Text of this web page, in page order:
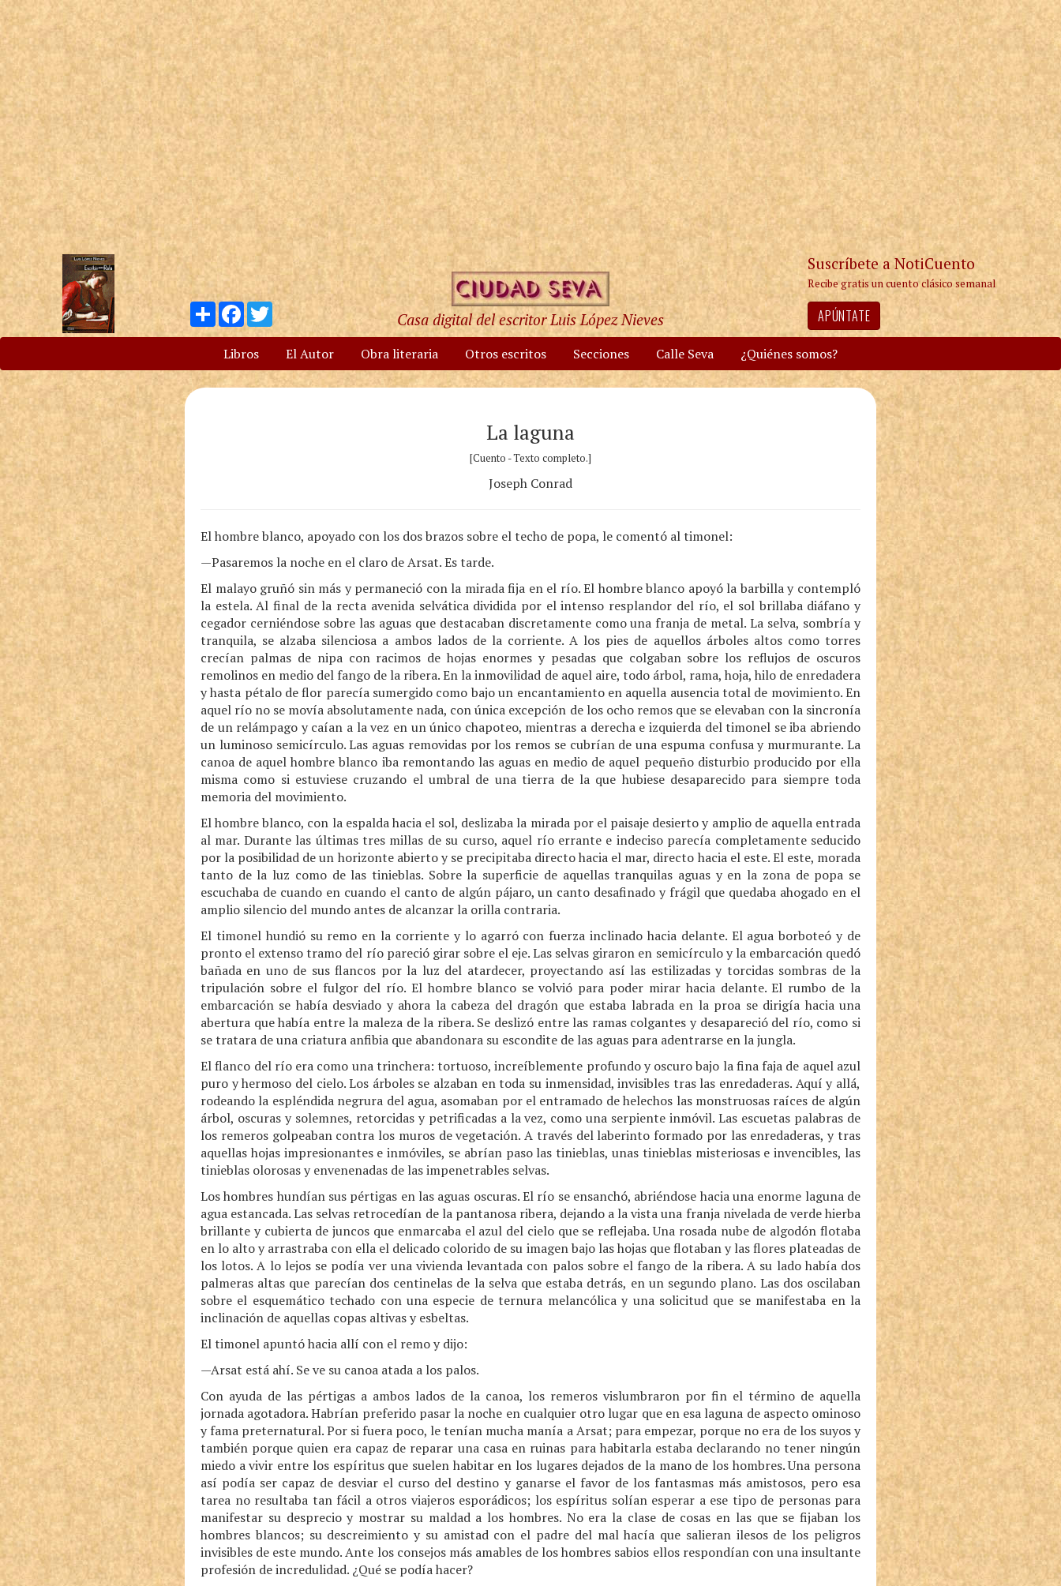
Compartir
Facebook
Twitter
Casa digital del escritor Luis López Nieves
Suscríbete a NotiCuento
Recibe gratis un cuento clásico semanal
APÚNTATE
Libros El Autor Obra literaria Otros escritos Secciones Calle Seva ¿Quiénes somos?
La laguna
[Cuento - Texto completo.]
Joseph Conrad
El hombre blanco, apoyado con los dos brazos sobre el techo de popa, le comentó al timonel:
—Pasaremos la noche en el claro de Arsat. Es tarde.
El malayo gruñó sin más y permaneció con la mirada fija en el río. El hombre blanco apoyó la barbilla y contempló
la estela. Al final de la recta avenida selvática dividida por el intenso resplandor del río, el sol brillaba diáfano y
cegador cerniéndose sobre las aguas que destacaban discretamente como una franja de metal. La selva, sombría y
tranquila, se alzaba silenciosa a ambos lados de la corriente. A los pies de aquellos árboles altos como torres
crecían palmas de nipa con racimos de hojas enormes y pesadas que colgaban sobre los reflujos de oscuros
remolinos en medio del fango de la ribera. En la inmovilidad de aquel aire, todo árbol, rama, hoja, hilo de enredadera
y hasta pétalo de flor parecía sumergido como bajo un encantamiento en aquella ausencia total de movimiento. En
aquel río no se movía absolutamente nada, con única excepción de los ocho remos que se elevaban con la sincronía
de un relámpago y caían a la vez en un único chapoteo, mientras a derecha e izquierda del timonel se iba abriendo
un luminoso semicírculo. Las aguas removidas por los remos se cubrían de una espuma confusa y murmurante. La
canoa de aquel hombre blanco iba remontando las aguas en medio de aquel pequeño disturbio producido por ella
misma como si estuviese cruzando el umbral de una tierra de la que hubiese desaparecido para siempre toda
memoria del movimiento.
El hombre blanco, con la espalda hacia el sol, deslizaba la mirada por el paisaje desierto y amplio de aquella entrada
al mar. Durante las últimas tres millas de su curso, aquel río errante e indeciso parecía completamente seducido
por la posibilidad de un horizonte abierto y se precipitaba directo hacia el mar, directo hacia el este. El este, morada
tanto de la luz como de las tinieblas. Sobre la superficie de aquellas tranquilas aguas y en la zona de popa se
escuchaba de cuando en cuando el canto de algún pájaro, un canto desafinado y frágil que quedaba ahogado en el
amplio silencio del mundo antes de alcanzar la orilla contraria.
El timonel hundió su remo en la corriente y lo agarró con fuerza inclinado hacia delante. El agua borboteó y de
pronto el extenso tramo del río pareció girar sobre el eje. Las selvas giraron en semicírculo y la embarcación quedó
bañada en uno de sus flancos por la luz del atardecer, proyectando así las estilizadas y torcidas sombras de la
tripulación sobre el fulgor del río. El hombre blanco se volvió para poder mirar hacia delante. El rumbo de la
embarcación se había desviado y ahora la cabeza del dragón que estaba labrada en la proa se dirigía hacia una
abertura que había entre la maleza de la ribera. Se deslizó entre las ramas colgantes y desapareció del río, como si
se tratara de una criatura anfibia que abandonara su escondite de las aguas para adentrarse en la jungla.
El flanco del río era como una trinchera: tortuoso, increíblemente profundo y oscuro bajo la fina faja de aquel azul
puro y hermoso del cielo. Los árboles se alzaban en toda su inmensidad, invisibles tras las enredaderas. Aquí y allá,
rodeando la espléndida negrura del agua, asomaban por el entramado de helechos las monstruosas raíces de algún
árbol, oscuras y solemnes, retorcidas y petrificadas a la vez, como una serpiente inmóvil. Las escuetas palabras de
los remeros golpeaban contra los muros de vegetación. A través del laberinto formado por las enredaderas, y tras
aquellas hojas impresionantes e inmóviles, se abrían paso las tinieblas, unas tinieblas misteriosas e invencibles, las
tinieblas olorosas y envenenadas de las impenetrables selvas.
Los hombres hundían sus pértigas en las aguas oscuras. El río se ensanchó, abriéndose hacia una enorme laguna de
agua estancada. Las selvas retrocedían de la pantanosa ribera, dejando a la vista una franja nivelada de verde hierba
brillante y cubierta de juncos que enmarcaba el azul del cielo que se reflejaba. Una rosada nube de algodón flotaba
en lo alto y arrastraba con ella el delicado colorido de su imagen bajo las hojas que flotaban y las flores plateadas de
los lotos. A lo lejos se podía ver una vivienda levantada con palos sobre el fango de la ribera. A su lado había dos
palmeras altas que parecían dos centinelas de la selva que estaba detrás, en un segundo plano. Las dos oscilaban
sobre el esquemático techado con una especie de ternura melancólica y una solicitud que se manifestaba en la
inclinación de aquellas copas altivas y esbeltas.
El timonel apuntó hacia allí con el remo y dijo:
—Arsat está ahí. Se ve su canoa atada a los palos.
Con ayuda de las pértigas a ambos lados de la canoa, los remeros vislumbraron por fin el término de aquella
jornada agotadora. Habrían preferido pasar la noche en cualquier otro lugar que en esa laguna de aspecto ominoso
y fama preternatural. Por si fuera poco, le tenían mucha manía a Arsat; para empezar, porque no era de los suyos y
también porque quien era capaz de reparar una casa en ruinas para habitarla estaba declarando no tener ningún
miedo a vivir entre los espíritus que suelen habitar en los lugares dejados de la mano de los hombres. Una persona
así podía ser capaz de desviar el curso del destino y ganarse el favor de los fantasmas más amistosos, pero esa
tarea no resultaba tan fácil a otros viajeros esporádicos; los espíritus solían esperar a ese tipo de personas para
manifestar su desprecio y mostrar su maldad a los hombres. No era la clase de cosas en las que se fijaban los
hombres blancos; su descreimiento y su amistad con el padre del mal hacía que salieran ilesos de los peligros
invisibles de este mundo. Ante los consejos más amables de los hombres sabios ellos respondían con una insultante
profesión de incredulidad. ¿Qué se podía hacer?